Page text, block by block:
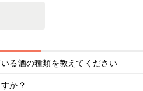
る酒の種類を教えてください
か？